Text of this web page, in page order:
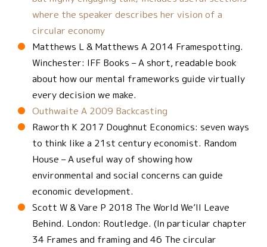
where the speaker describes her vision of a
circular economy
Matthews L & Matthews A 2014 Framespotting.
Winchester: IFF Books – A short, readable book
about how our mental frameworks guide virtually
every decision we make.
Outhwaite A 2009 Backcasting
Raworth K 2017 Doughnut Economics: seven ways
to think like a 21st century economist. Random
House – A useful way of showing how
environmental and social concerns can guide
economic development.
Scott W & Vare P 2018 The World We’ll Leave
Behind. London: Routledge. (In particular chapter
34 Frames and framing and 46 The circular